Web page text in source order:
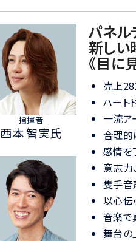
指揮者
西本 智実氏
パネル
新し
《目に
売上
ハート
一流ア
合理的
感情を
意志力
隻手音
以心伝
音楽で
舞台の